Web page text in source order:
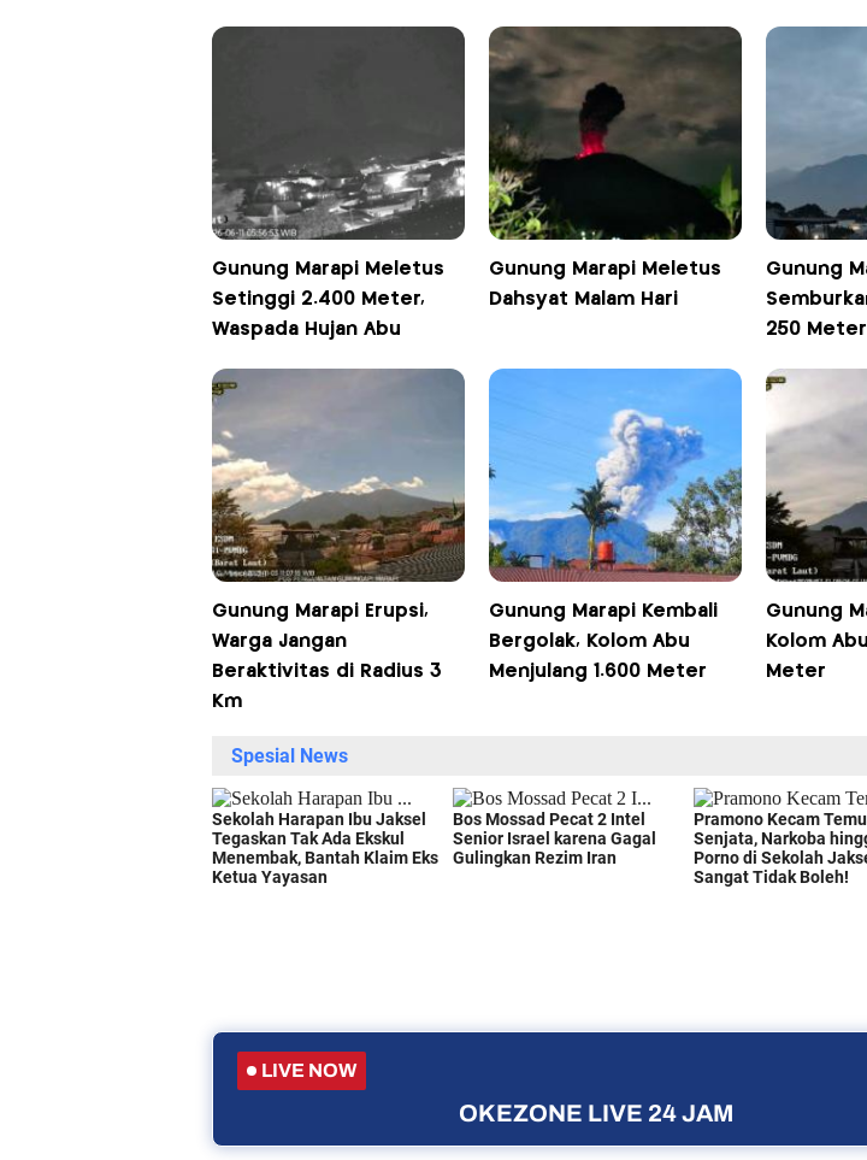
Gunung Marapi Meletus
Setinggi 2.400 Meter,
Waspada Hujan Abu
Gunung Marapi Meletus
Dahsyat Malam Hari
Gunung
250 Meter
Gunung Marapi Erupsi,
Warga Jangan
Beraktivitas di Radius 3
Km
Gunung Marapi Kembali
Bergolak, Kolom Abu
Menjulang 1.600 Meter
Gunung
Kolom
Meter
LIVE NOW
OKEZONE LIVE 24 JAM